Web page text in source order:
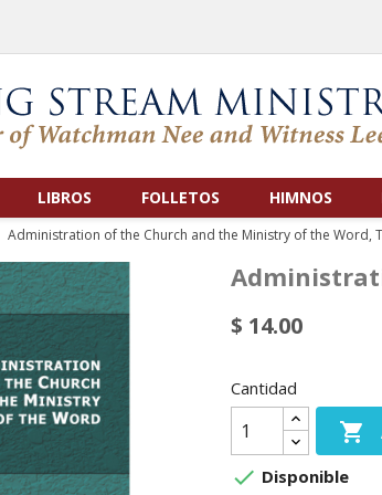
LIBROS FOLLETOS HIMNOS
Administration of the Church and the Ministry of the Word,
$ 14.00
Cantidad

 Disponible